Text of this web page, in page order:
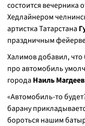
состоится вечерника
Хедлайнером
артистка Татарстана
праздничным
Халимов добавил, что
про автомобиль
города Наиль
«Автомобиль-то
барану
бороться нашим